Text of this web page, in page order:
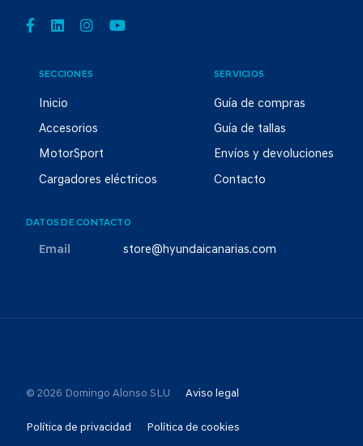
SECCIONES
Inicio
Accesorios
MotorSport
Cargadores eléctricos
SERVICIOS
Guía de compras
Guía de tallas
Envíos y devoluciones
Contacto
DATOS DE CONTACTO
Email store@hyundaicanarias.com
© 2026 Domingo Alonso SLU Aviso legal
Política de privacidad Política de cookies